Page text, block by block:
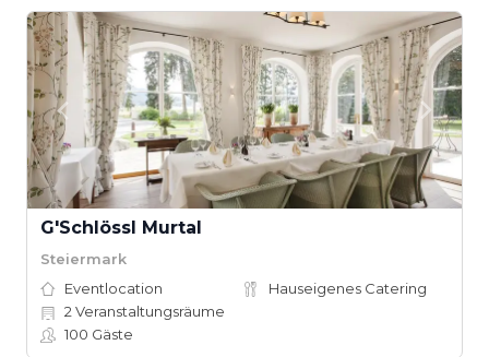
G'Schlössl Murtal
Steiermark
Eventlocation
Hauseigenes Catering
2 Veranstaltungsräume
100 Gäste